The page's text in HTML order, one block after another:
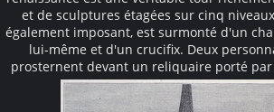
et de sculptures étagées sur cinq
également imposant, est surmonté d'un
lui-même et d'un crucifix. Deux
prosternent devant un reliquaire porté